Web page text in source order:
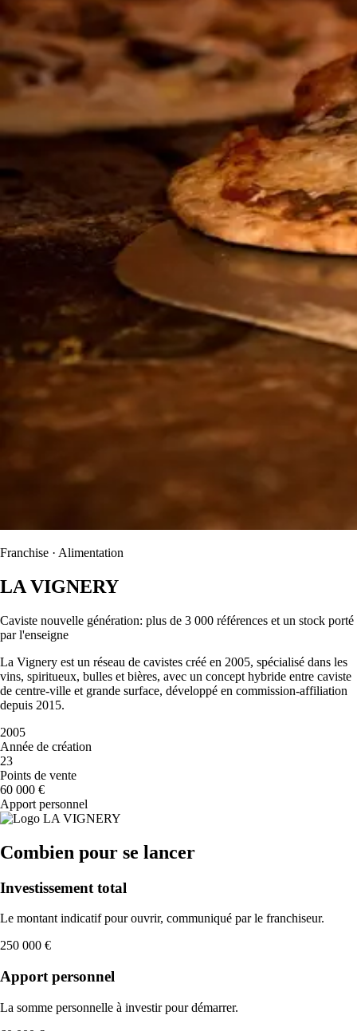
Franchise · Alimentation
LA VIGNERY
Caviste nouvelle génération: plus de 3 000 références et un stock porté
par l'enseigne
La Vignery est un réseau de cavistes créé en 2005, spécialisé dans les
vins, spiritueux, bulles et bières, avec un concept hybride entre caviste
de centre-ville et grande surface, développé en commission-affiliation
depuis 2015.
2005
Année de création
23
Points de vente
60 000 €
Apport personnel
Combien pour se lancer
Investissement total
Le montant indicatif pour ouvrir, communiqué par le franchiseur.
250 000 €
Apport personnel
La somme personnelle à investir pour démarrer.